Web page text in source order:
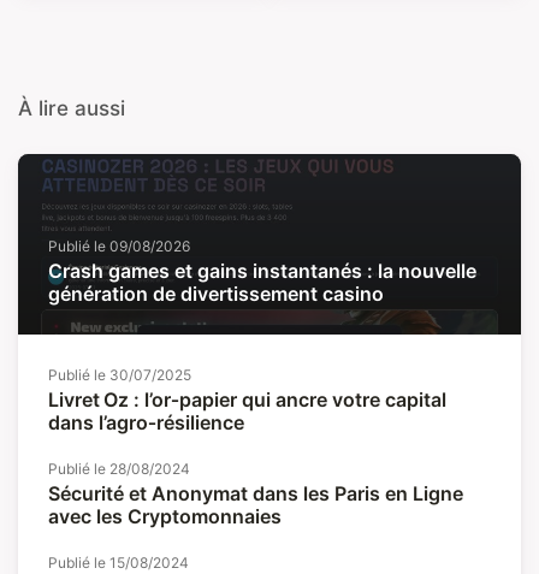
À lire aussi
Publié le 09/08/2026
Crash games et gains instantanés : la nouvelle
génération de divertissement casino
Publié le 30/07/2025
Livret Oz : l’or‑papier qui ancre votre capital
dans l’agro‑résilience
Publié le 28/08/2024
Sécurité et Anonymat dans les Paris en Ligne
avec les Cryptomonnaies
Publié le 15/08/2024